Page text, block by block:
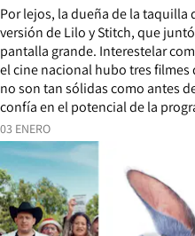
03 ENERO
Por lejos, la dueña de la
versión de Lilo y Stitch, que
pantalla grande. Interestelar
el cine nacional hubo tres
no son tan sólidas como antes
confía en el potencial de la